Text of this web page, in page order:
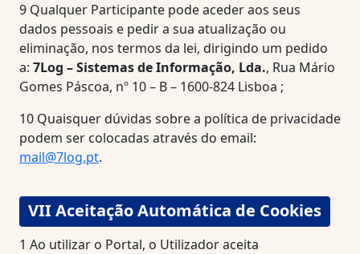
9 Qualquer Participante pode aceder aos seus
dados pessoais e pedir a sua atualização ou
eliminação, nos termos da lei, dirigindo um pedido
a: 7Log – Sistemas de Informação, Lda., Rua Mário
Gomes Páscoa, nº 10 – B – 1600-824 Lisboa ;
10 Quaisquer dúvidas sobre a política de privacidade
podem ser colocadas através do email:
mail@7log.pt.
VII Aceitação Automática de Cookies
1 Ao utilizar o Portal, o Utilizador aceita